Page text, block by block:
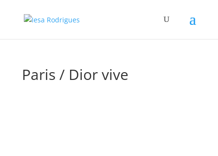
Paris / Dior vive